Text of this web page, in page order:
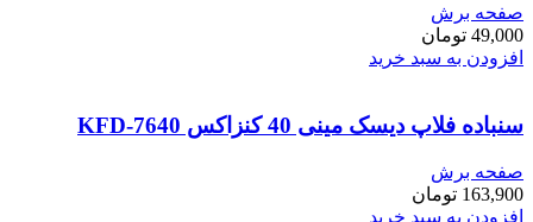
صفحه برش
49,000 تومان
افزودن به سبد خرید
سنباده فلاپ دیسک مینی 40 کنزاکس KFD-7640
صفحه برش
163,900 تومان
افزودن به سبد خرید